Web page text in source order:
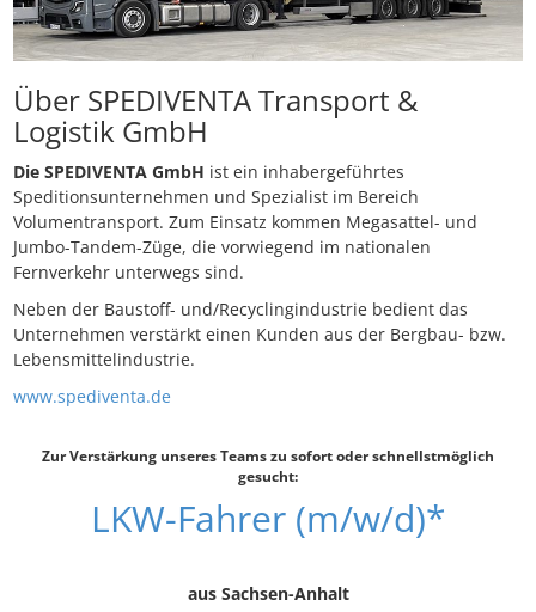
Über SPEDIVENTA Transport &
Logistik GmbH
Die SPEDIVENTA GmbH ist ein inhabergeführtes
Speditionsunternehmen und Spezialist im Bereich
Volumentransport. Zum Einsatz kommen Megasattel- und
Jumbo-Tandem-Züge, die vorwiegend im nationalen
Fernverkehr unterwegs sind.
Neben der Baustoff- und/Recyclingindustrie bedient das
Unternehmen verstärkt einen Kunden aus der Bergbau- bzw.
Lebensmittelindustrie.
www.spediventa.de
Zur Verstärkung unseres Teams zu sofort oder schnellstmöglich
gesucht:
LKW-Fahrer (m/w/d)*
aus Sachsen-Anhalt